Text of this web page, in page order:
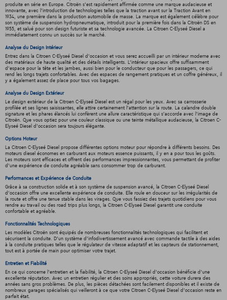
produite en série en Europe. Citroën s'est rapidement affirmée comme une marque audacieuse et
innovante, avec l'introduction de technologies telles que la traction avant sur la Traction Avant en
1934, une première dans la production automobile de masse. La marque est également célèbre pour
son système de suspension hydropneumatique, introduit pour la première fois dans la Citroën DS en
1955, et salué pour son design futuriste et sa technologie avancée. La Citroen C-Elyseé Diesel a
immédiatement connu un succès sur le marché.
Analyse du Design Intérieur
Entrez dans la Citroen C-Elyseé Diesel d'occasion et vous serez accueilli par un intérieur moderne avec
des matériaux de haute qualité et des détails intelligents. L'intérieur spacieux offre suffisamment
d'espace pour la tête et les jambes, aussi bien pour le conducteur que pour les passagers, ce qui
rend les longs trajets confortables. Avec des espaces de rangement pratiques et un coffre généreux, il
y a également assez de place pour tous vos bagages.
Analyse du Design Extérieur
Le design extérieur de la Citroen C-Elyseé Diesel est un régal pour les yeux. Avec sa carrosserie
profilée et ses lignes saisissantes, elle attire certainement l'attention sur la route. La calandre double
signature et les phares élancés lui confèrent une allure caractéristique qui s'accorde avec l'image de
Citroën. Que vous optiez pour une couleur classique ou une teinte métallique audacieuse, la Citroen C-
Elyseé Diesel d'occasion sera toujours élégante.
Options Moteur
La Citroen C-Elyseé Diesel propose différentes options moteur pour répondre à différents besoins. Des
moteurs diesel économes en carburant aux moteurs essence puissants, il y en a pour tous les goûts.
Les moteurs sont efficaces et offrent des performances impressionnantes, vous permettant de profiter
d'une expérience de conduite agréable sans consommer trop de carburant.
Performances et Expérience de Conduite
Grâce à sa construction solide et à son système de suspension avancé, la Citroen C-Elyseé Diesel
d'occasion offre une excellente expérience de conduite. Elle roule en douceur sur les irrégularités de
la route et offre une tenue stable dans les virages. Que vous fassiez des trajets quotidiens pour vous
rendre au travail ou des road trips plus longs, la Citroen C-Elyseé Diesel garantit une conduite
confortable et agréable.
Fonctionnalités Technologiques
Les modèles Citroën sont équipés de nombreuses fonctionnalités technologiques qui facilitent et
sécurisent la conduite. D'un système d'infodivertissement avancé avec commande tactile à des aides
à la conduite pratiques telles que le régulateur de vitesse adaptatif et les capteurs de stationnement,
tout est à portée de main pour optimiser votre trajet.
Entretien et Fiabilité
En ce qui concerne l'entretien et la fiabilité, la Citroen C-Elyseé Diesel d'occasion bénéficie d'une
excellente réputation. Avec un entretien régulier et des soins appropriés, cette voiture durera des
années sans gros problèmes. De plus, les pièces détachées sont facilement disponibles et il existe de
nombreux garages spécialisés qui veilleront à ce que votre Citroen C-Elyseé Diesel d'occasion reste en
parfait état.